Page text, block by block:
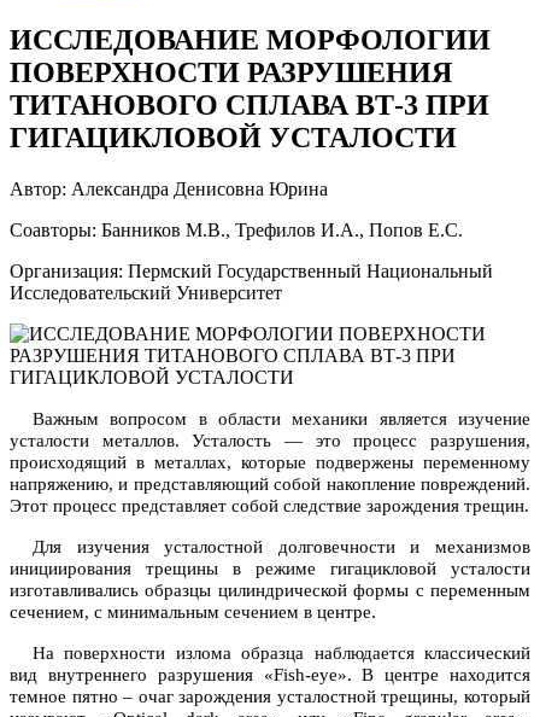
ИССЛЕДОВАНИЕ МОРФОЛОГИИ
ПОВЕРХНОСТИ РАЗРУШЕНИЯ
ТИТАНОВОГО СПЛАВА ВТ-3 ПРИ
ГИГАЦИКЛОВОЙ УСТАЛОСТИ
Автор: Александра Денисовна Юрина
Соавторы: Банников М.В., Трефилов И.А., Попов Е.С.
Организация: Пермский Государственный Национальный
Исследовательский Университет
Важным вопросом в области механики является изучение
усталости металлов. Усталость — это процесс разрушения,
происходящий в металлах, которые подвержены переменному
напряжению, и представляющий собой накопление повреждений.
Этот процесс представляет собой следствие зарождения трещин.
Для изучения усталостной долговечности и механизмов
инициирования трещины в режиме гигацикловой усталости
изготавливались образцы цилиндрической формы с переменным
сечением, с минимальным сечением в центре.
На поверхности излома образца наблюдается классический
вид внутреннего разрушения «Fish-eye». В центре находится
темное пятно – очаг зарождения усталостной трещины, который